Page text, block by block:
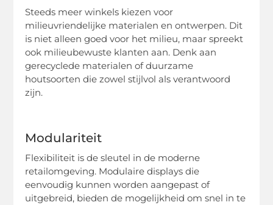
Steeds meer winkels kiezen voor
milieuvriendelijke materialen en ontwerpen. Dit
is niet alleen goed voor het milieu, maar spreekt
ook milieubewuste klanten aan. Denk aan
gerecyclede materialen of duurzame
houtsoorten die zowel stijlvol als verantwoord
zijn.
Modulariteit
Flexibiliteit is de sleutel in de moderne
retailomgeving. Modulaire displays die
eenvoudig kunnen worden aangepast of
uitgebreid, bieden de mogelijkheid om snel in te